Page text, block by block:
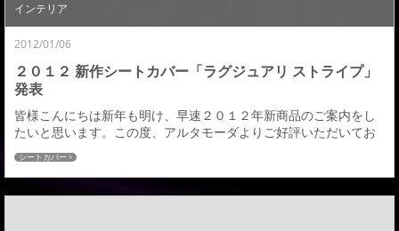
インテリア
2012/01/06
２０１２ 新作シートカバー「ラグジュアリ ストライプ」
発表
皆様こんにちは新年も明け、早速２０１２年新商品のご案内をし
たいと思います。この度、アルタモーダよりご好評いただいてお
りますシートカバーにＮＥＷデザイン「ストライプ」が発売する
運びとなりました。新作はストライプを基調とした高級感の中に
も格調美あるデザインとなり。ダブルステッチや生地の切り返し
をを多様し、アルタモーダらしいアイデンティティ豊かなラグジ
シートカバー